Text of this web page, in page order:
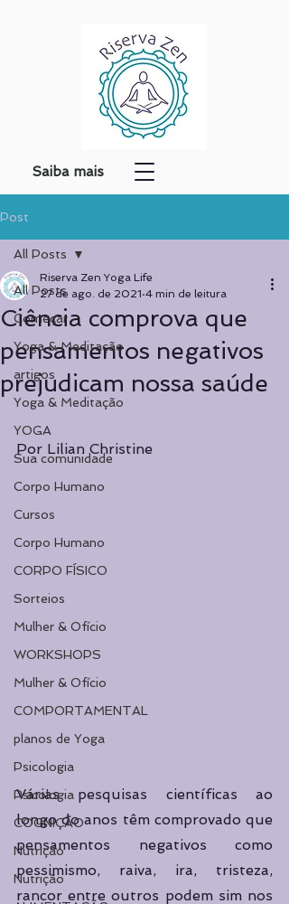
Saiba mais
Post
All Posts
Começar
Yoga & Meditação
artigos
Yoga & Meditação
YOGA
Sua comunidade
Corpo Humano
Cursos
Corpo Humano
CORPO FÍSICO
Sorteios
Mulher & Ofício
WORKSHOPS
Mulher & Ofício
COMPORTAMENTAL
planos de Yoga
Psicologia
Psicologia
COGNIÇÃO
Nutrição
Nutrição
All Posts
Ciência comprova que
pensamentos negativos
prejudicam nossa saúde
Riserva Zen Yoga Life
27 de ago. de 2021 4 min de leitura
Por Lilian Christine
Várias pesquisas científicas ao
longo do anos têm comprovado que
pensamentos negativos como
pessimismo, raiva, ira, tristeza,
rancor entre outros podem sim nos